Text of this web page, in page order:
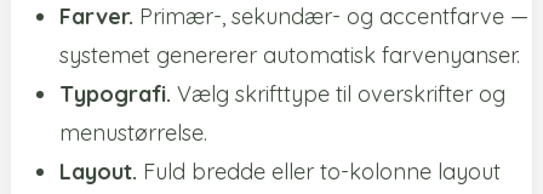
Farver. Primær-, sekundær- og accentfarve —
systemet genererer automatisk farvenyanser.
Typografi. Vælg skrifttype til overskrifter og
menustørrelse.
Layout. Fuld bredde eller to-kolonne layout